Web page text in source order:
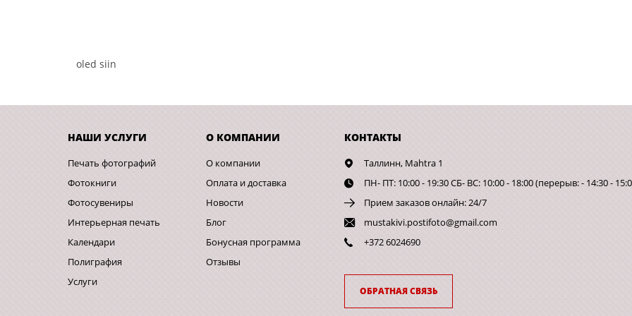
oled siin
НАШИ УСЛУГИ
Печать фотографий
Фотокниги
Фотосувениры
Интерьерная печать
Календари
Полиграфия
Услуги
О КОМПАНИИ
О компании
Оплата и доставка
Новости
Блог
Бонусная программа
Отзывы
КОНТАКТЫ
Таллинн, Mahtra 1
ПН- ПТ: 10:00 - 19:30 СБ- ВС: 10:00 - 18:00 (перерыв: - 14:30 -
Прием заказов онлайн: 24/7
mustakivi.postifoto@gmail.com
+372 6024690
ОБРАТНАЯ СВЯЗЬ